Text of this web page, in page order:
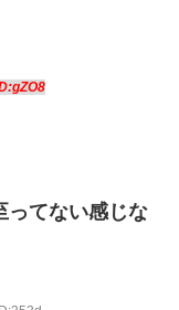
ってない感じな